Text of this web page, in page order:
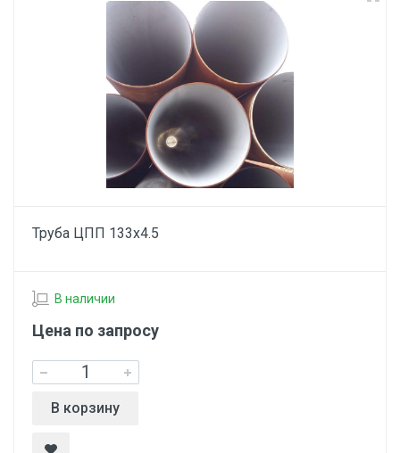
Труба ЦПП 133х4.5
В наличии
Цена по запросу
В корзину